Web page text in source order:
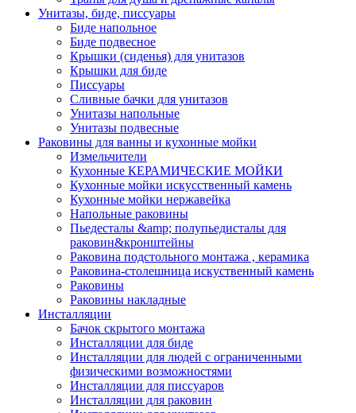
Унитазы, биде, писсуары
Биде напольное
Биде подвесное
Крышки (сиденья) для унитазов
Крышки для биде
Писсуары
Сливные бачки для унитазов
Унитазы напольные
Унитазы подвесные
Раковины для ванны и кухонные мойки
Измельчители
Кухонные КЕРАМИЧЕСКИЕ МОЙКИ
Кухонные мойки искусственный камень
Кухонные мойки нержавейка
Напольные раковины
Пьедесталы &amp; полупьедисталы для
раковин&кронштейны
Раковина подстольного монтажа , керамика
Раковина-столешница искуственный камень
Раковины
Раковины накладные
Инсталляции
Бачок скрытого монтажа
Инсталляции для биде
Инсталляции для людей с ограниченными
физическими возможностями
Инсталляции для писсуаров
Инсталляции для раковин